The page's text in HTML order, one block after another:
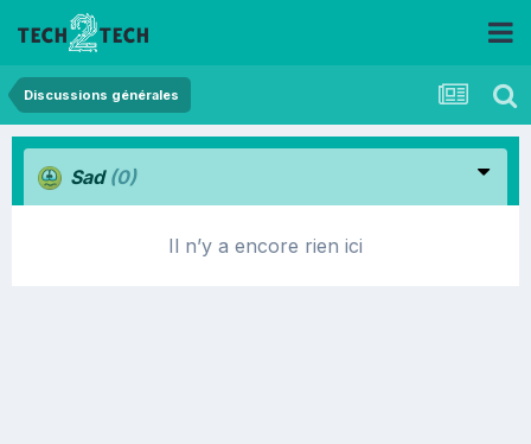
Discussions générales
Sad (0)
Il n’y a encore rien ici